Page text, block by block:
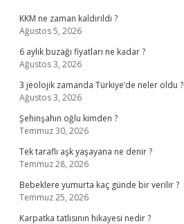
KKM ne zaman kaldırıldı ?
Ağustos 5, 2026
6 aylık buzağı fiyatları ne kadar ?
Ağustos 3, 2026
3 jeolojik zamanda Türkiye’de neler oldu ?
Ağustos 3, 2026
Şehinşahın oğlu kimden ?
Temmuz 30, 2026
Tek taraflı aşk yaşayana ne denir ?
Temmuz 28, 2026
Bebeklere yumurta kaç günde bir verilir ?
Temmuz 25, 2026
Karpatka tatlısının hikayesi nedir ?